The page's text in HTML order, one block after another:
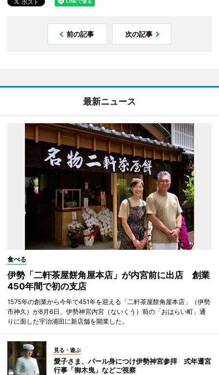
前の記事 次の記事
最新ニュース
食べる
伊勢「二軒茶屋餅角屋本店」が内宮前に出店 創業
450年間で初の支店
1575年の創業から今年で451年を迎える「二軒茶屋餅角屋本店」（伊勢
市神久）が8月6日、伊勢神宮内宮（ないくう）前の「おはらい町」通
りに面した宇治浦田に新店舗を開業した。
見る・遊ぶ
愛子さま、パール身につけ伊勢神宮参拝 式年遷宮
行事「御木曳」などご視察